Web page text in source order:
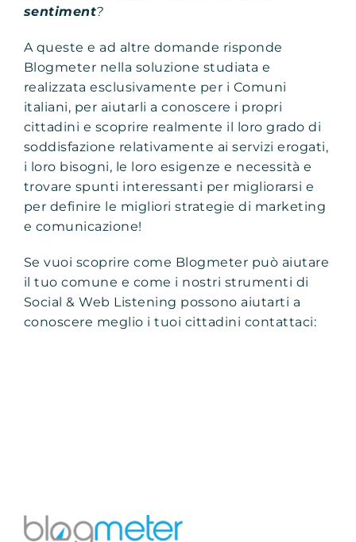
sentiment?
A queste e ad altre domande risponde
Blogmeter nella soluzione studiata e
realizzata esclusivamente per i Comuni
italiani, per aiutarli a conoscere i propri
cittadini e scoprire realmente il loro grado di
soddisfazione relativamente ai servizi erogati,
i loro bisogni, le loro esigenze e necessità e
trovare spunti interessanti per migliorarsi e
per definire le migliori strategie di marketing
e comunicazione!
Se vuoi scoprire come Blogmeter può aiutare
il tuo comune e come i nostri strumenti di
Social & Web Listening possono aiutarti a
conoscere meglio i tuoi cittadini contattaci: